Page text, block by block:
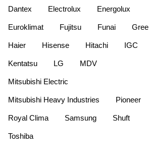
Dantex Electrolux Energolux
Euroklimat Fujitsu Funai Gree
Haier Hisense Hitachi IGC
Kentatsu LG MDV
Mitsubishi Electric
Mitsubishi Heavy Industries Pioneer
Royal Clima Samsung Shuft
Toshiba